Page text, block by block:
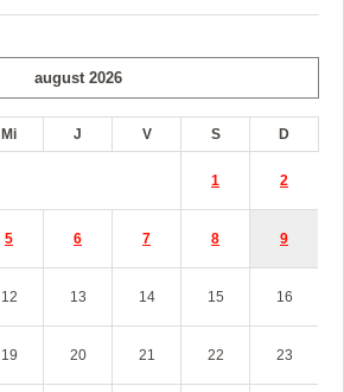
august 2026
Mi J V S D
1 2
5 6 7 8 9
12 13 14 15 16
19 20 21 22 23